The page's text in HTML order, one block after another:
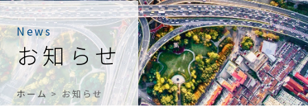
お知らせ
News
ホーム > お知らせ